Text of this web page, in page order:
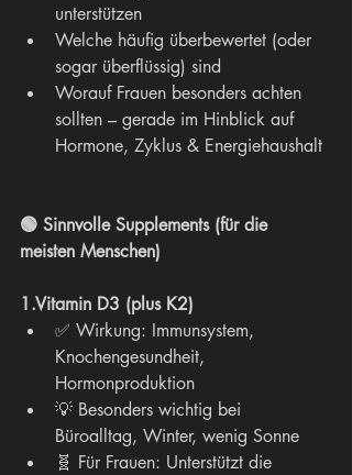
unterstützen
Welche häufig überbewertet (oder
sogar überflüssig) sind
Worauf Frauen besonders achten
sollten – gerade im Hinblick auf
Hormone, Zyklus & Energiehaushalt
🟢 Sinnvolle Supplements (für die
meisten Menschen)
1.Vitamin D3 (plus K2)
✅ Wirkung: Immunsystem,
Knochengesundheit,
Hormonproduktion
💡 Besonders wichtig bei
Büroalltag, Winter, wenig Sonne
🧬 Für Frauen: Unterstützt die